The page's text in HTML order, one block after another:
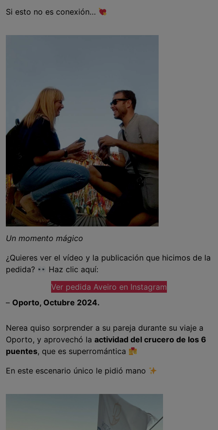
Si esto no es conexión…
Un momento mágico
¿Quieres ver el vídeo y la publicación que hicimos de la
pedida?
Haz clic aquí:
Ver pedida Aveiro en Instagram
– Oporto, Octubre 2024.
Nerea quiso sorprender a su pareja durante su viaje a
Oporto, y aprovechó la actividad del crucero de los 6
puentes, que es superromántica
En este escenario único le pidió mano